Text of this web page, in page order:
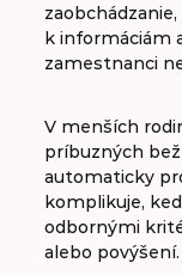
k informáciám
zamestnanci
V menších
príbuzných
automaticky
komplikuje,
odbornými
alebo povýšení.